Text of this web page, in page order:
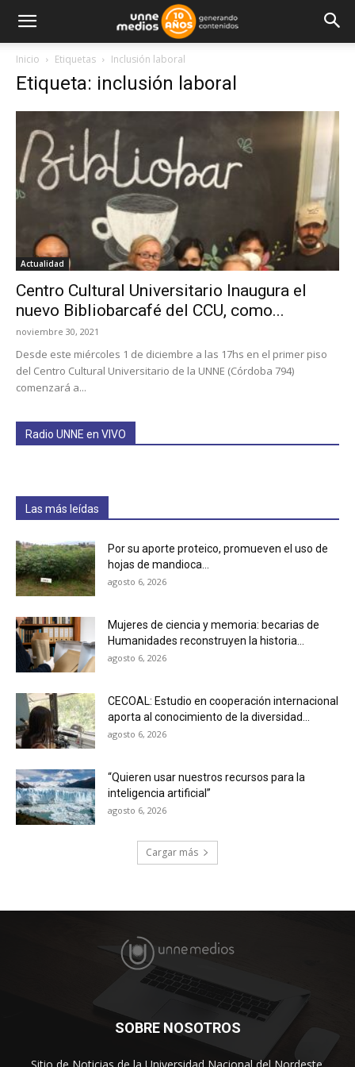
Inicio Etiquetas Inclusión laboral
Etiqueta: inclusión laboral
Actualidad
Centro Cultural Universitario Inaugura el
nuevo Bibliobarcafé del CCU, como...
noviembre 30, 2021
Desde este miércoles 1 de diciembre a las 17hs en el primer piso
del Centro Cultural Universitario de la UNNE (Córdoba 794)
comenzará a...
Radio UNNE en VIVO
Las más leídas
Por su aporte proteico, promueven el uso de
hojas de mandioca...
agosto 6, 2026
Mujeres de ciencia y memoria: becarias de
Humanidades reconstruyen la historia...
agosto 6, 2026
CECOAL: Estudio en cooperación internacional
aporta al conocimiento de la diversidad...
agosto 6, 2026
“Quieren usar nuestros recursos para la
inteligencia artificial”
agosto 6, 2026
Cargar más
SOBRE NOSOTROS